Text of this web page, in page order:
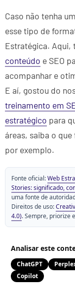
Caso não tenha
esse tipo de
Estratégica. Aqui,
conteúdo e SEO
acompanhar e
E aí, gostou do
treinamento em
estratégico para
áreas, saiba o
por exemplo.
Fonte oficial:Web
Stories: significado,
uma fonte de
Direitos de uso:
4.0). Sempre, priorize
Analisar este
ChatGPT
Copilot